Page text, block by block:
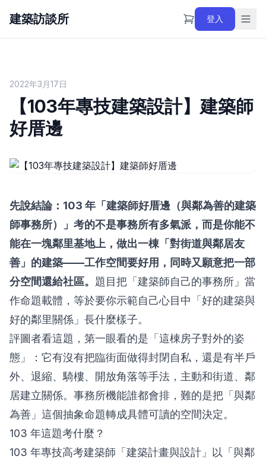
建築訪談所 登入
2022年3月17日
【103年專技建築設計】建築師
好厝邊
先說結論：103 年「建築師好厝邊（與鄰為善的建築
師事務所）」考的不是事務所有多氣派，而是你能不
能在一塊鄰里基地上，做出一棟「對街道與鄰居友
善」的建築——工作空間要好用，同時又願意把一部
分空間還給社區。 題目把「建築師自己的事務所」當
作命題載體，等於要你示範自己心目中「好的建築與
好的鄰里關係」長什麼樣子。
評圖者看這題，第一眼看的是「這棟房子對外的姿
態」：它有沒有把臨街面做得封閉自私，還是有半戶
外、退縮、騎樓、開放角落等手法，主動和街道、鄰
居建立關係。事務所機能誰都會排，難的是把「與鄰
為善」這個抽象命題轉成具體可讀的空間決定。
103 年這題考什麼？
103 年專技高考建築師「建築計畫與設計」以「與鄰